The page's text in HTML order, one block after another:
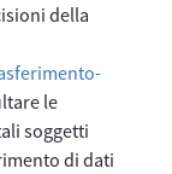
della
le
soggetti
di dati